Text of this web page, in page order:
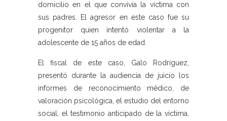
domicilio en el que convivía la víctima con
sus padres. El agresor en este caso fue su
progenitor quien intentó violentar a la
adolescente de 15 años de edad.
El fiscal de este caso, Galo Rodríguez,
presentó durante la audiencia de juicio los
informes de reconocimiento médico, de
valoración psicológica, el estudio del entorno
social, el testimonio anticipado de la víctima,